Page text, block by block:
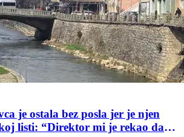
je ostala bez posla jer je njen
listi: “Direktor mi je rekao da